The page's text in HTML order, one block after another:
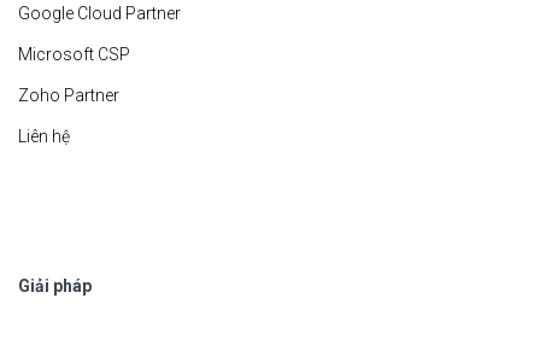
Google Cloud Partner
Microsoft CSP
Zoho Partner
Liên hệ
Giải pháp